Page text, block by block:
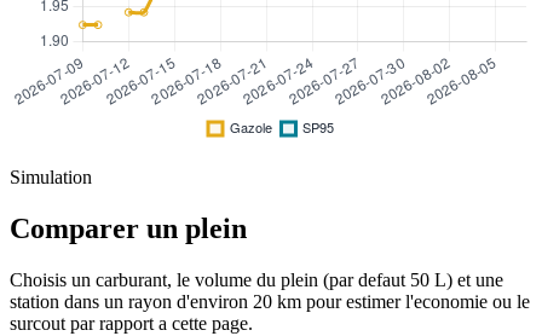
Simulation
Comparer un plein
Choisis un carburant, le volume du plein (par defaut 50 L) et une
station dans un rayon d'environ 20 km pour estimer l'economie ou le
surcout par rapport a cette page.